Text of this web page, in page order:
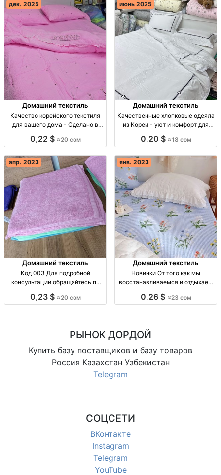
дек. 2025
Домашний текстиль
Качество корейского текстиля
для вашего дома - Сделано в
постельного белья: простынь,
сом.
0,22 $ ≈20 сом
июнь 2025
Домашний текстиль
Качественные хлопковые одеяла
из Кореи - уют и комфорт для
уют и комфорт, Южная Корея,
0,20 $ ≈18 сом
апр. 2023
Домашний текстиль
Код 003 Для подробной
консультации обращайтесь по
0,23 $ ≈20 сом
янв. 2023
Домашний текстиль
Новинки От того как мы
восстанавливаемся и отдыхаем
0,26 $ ≈23 сом
РЫНОК ДОРДОЙ
Купить базу поставщиков и базу товаров
Россия Казахстан Узбекистан
Telegram
СОЦСЕТИ
ВКонтакте
Instagram
Telegram
YouTube